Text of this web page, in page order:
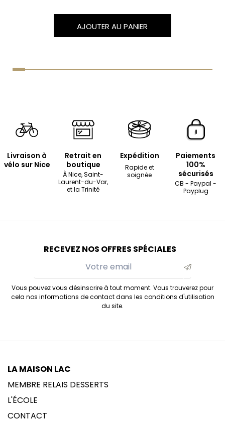
AJOUTER AU PANIER
Livraison à
vélo sur Nice
Retrait en
boutique
À Nice, Saint-
Laurent-du-Var,
et la Trinité
Expédition
Rapide et
soignée
Paiements
100%
sécurisés
CB - Paypal -
Payplug
RECEVEZ NOS OFFRES SPÉCIALES
Vous pouvez vous désinscrire à tout moment. Vous trouverez pour
cela nos informations de contact dans les conditions d'utilisation
du site.
LA MAISON LAC
MEMBRE RELAIS DESSERTS
L'ÉCOLE
CONTACT